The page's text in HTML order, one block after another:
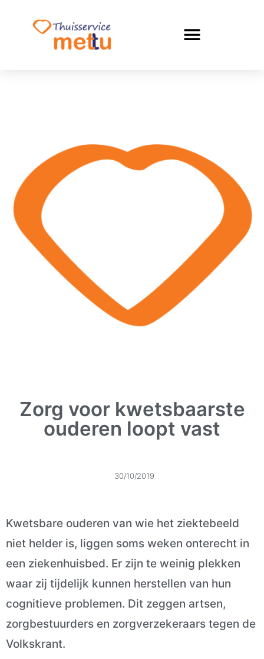
Zorg voor kwetsbaarste
ouderen loopt vast
30/10/2019
Kwetsbare ouderen van wie het ziektebeeld
niet helder is, liggen soms weken onterecht in
een ziekenhuisbed. Er zijn te weinig plekken
waar zij tijdelijk kunnen herstellen van hun
cognitieve problemen. Dit zeggen artsen,
zorgbestuurders en zorgverzekeraars tegen de
Volkskrant.